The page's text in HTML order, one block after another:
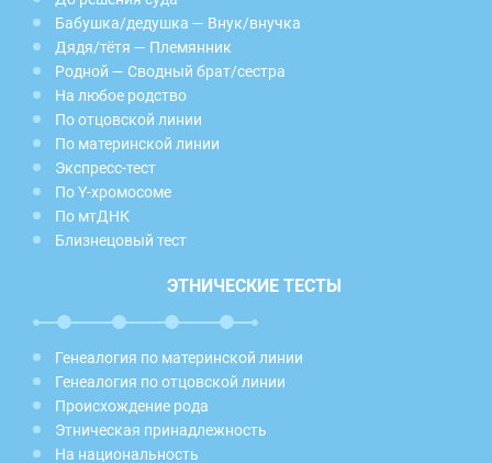
Бабушка/дедушка — Внук/внучка
Дядя/тётя — Племянник
Родной — Сводный брат/сестра
На любое родство
По отцовской линии
По материнской линии
Экспресс-тест
По Y-хромосоме
По мтДНК
Близнецовый тест
ЭТНИЧЕСКИЕ ТЕСТЫ
Генеалогия по материнской линии
Генеалогия по отцовской линии
Происхождение рода
Этническая принадлежность
На национальность